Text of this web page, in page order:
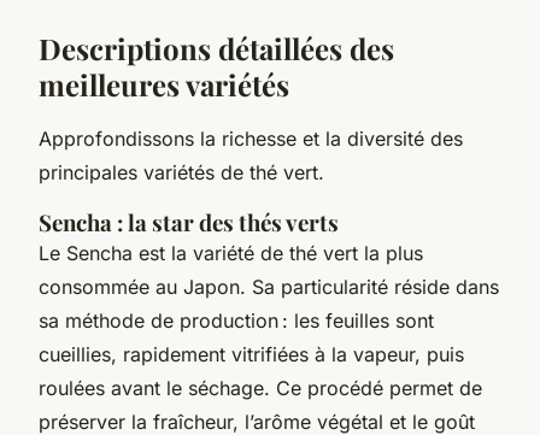
Descriptions détaillées des
meilleures variétés
Approfondissons la richesse et la diversité des
principales variétés de thé vert.
Sencha : la star des thés verts
Le Sencha est la variété de thé vert la plus
consommée au Japon. Sa particularité réside dans
sa méthode de production : les feuilles sont
cueillies, rapidement vitrifiées à la vapeur, puis
roulées avant le séchage. Ce procédé permet de
préserver la fraîcheur, l’arôme végétal et le goût